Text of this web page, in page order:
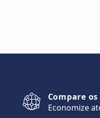
Compare
Economize